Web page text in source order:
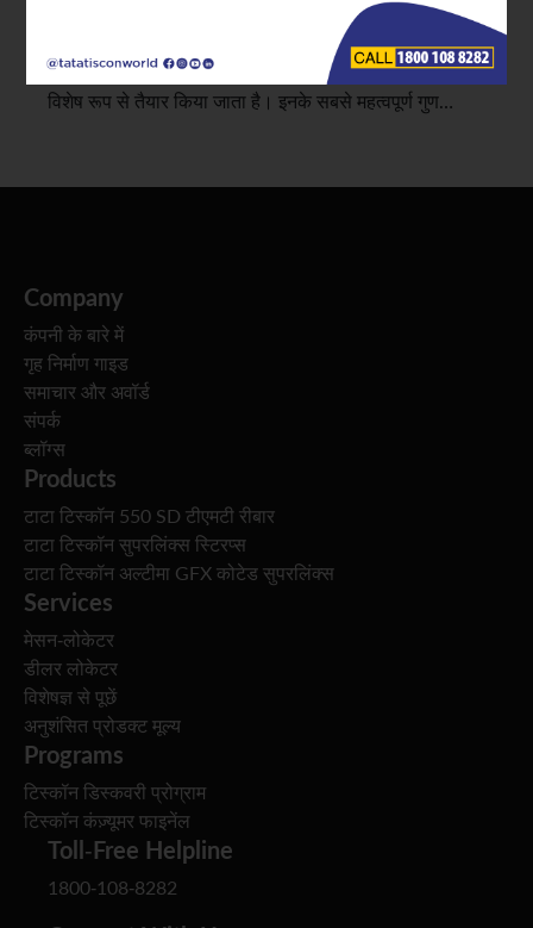
विनाशकारी ताकतों के विरुद्ध संरचना को अटूट बनाए रखने वाला
प्रमुख तत्व थर्मो-मैकेनिकली ट्रीटेड (टीएमटी) रीबार कहलाता है।
इन स्टील रीबारों को आवश्यक शक्ति प्रदान करने के लिए
विशेष रूप से तैयार किया जाता है। इनके सबसे महत्वपूर्ण गुण…
Company
कंपनी के बारे में
गृह निर्माण गाइड
समाचार और अवॉर्ड
संपर्क
ब्लॉग्स
Products
टाटा टिस्कॉन 550 SD टीएमटी रीबार
टाटा टिस्कॉन सुपरलिंक्स स्टिरप्स
टाटा टिस्कॉन अल्टीमा GFX कोटेड सुपरलिंक्स
Services
मेसन-लोकेटर
डीलर लोकेटर
विशेषज्ञ से पूछें
अनुशंसित प्रोडक्ट मूल्य
Programs
टिस्कॉन डिस्कवरी प्रोग्राम
टिस्कॉन कंज़्यूमर फाइनेंल
Toll-Free Helpline
1800-108-8282